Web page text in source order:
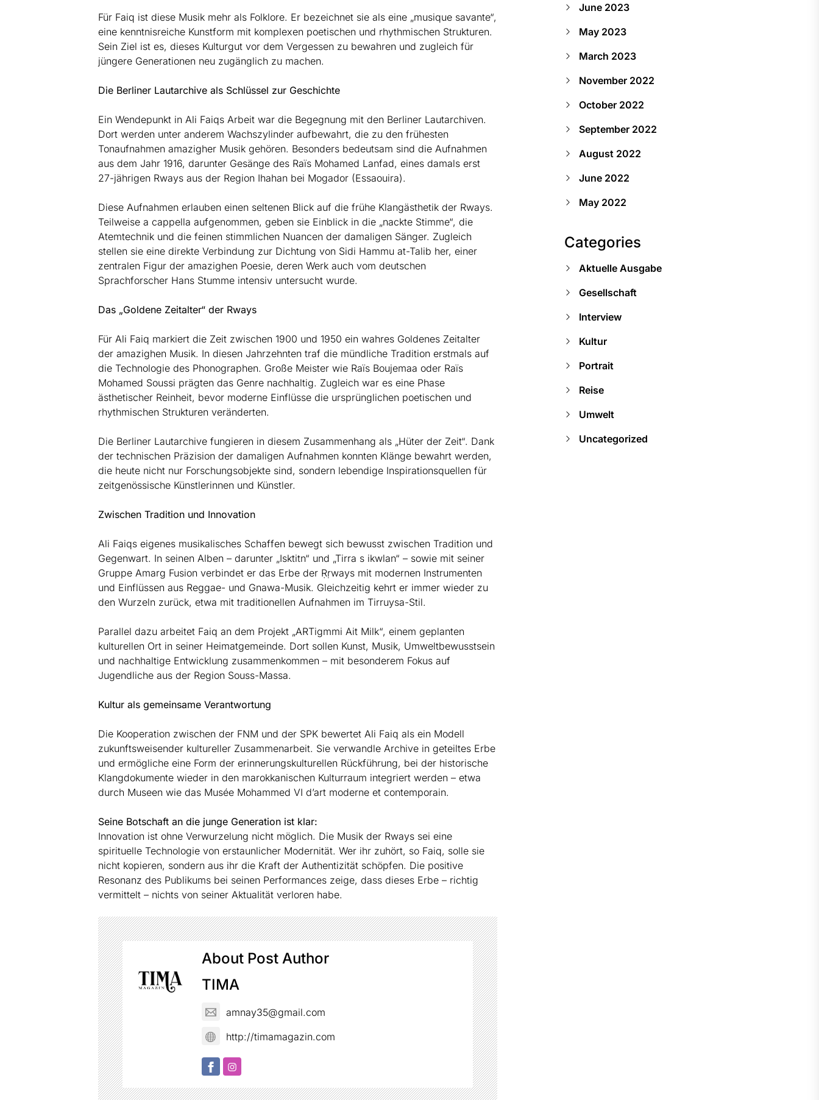
Für Faiq ist diese Musik mehr als Folklore. Er bezeichnet sie als eine „musique savante“,
eine kenntnisreiche Kunstform mit komplexen poetischen und rhythmischen Strukturen.
Sein Ziel ist es, dieses Kulturgut vor dem Vergessen zu bewahren und zugleich für
jüngere Generationen neu zugänglich zu machen.
Die Berliner Lautarchive als Schlüssel zur Geschichte
Ein Wendepunkt in Ali Faiqs Arbeit war die Begegnung mit den Berliner Lautarchiven.
Dort werden unter anderem Wachszylinder aufbewahrt, die zu den frühesten
Tonaufnahmen amazigher Musik gehören. Besonders bedeutsam sind die Aufnahmen
aus dem Jahr 1916, darunter Gesänge des Raïs Mohamed Lanfad, eines damals erst
27-jährigen Rways aus der Region Ihahan bei Mogador (Essaouira).
Diese Aufnahmen erlauben einen seltenen Blick auf die frühe Klangästhetik der Rways.
Teilweise a cappella aufgenommen, geben sie Einblick in die „nackte Stimme“, die
Atemtechnik und die feinen stimmlichen Nuancen der damaligen Sänger. Zugleich
stellen sie eine direkte Verbindung zur Dichtung von Sidi Hammu at-Talib her, einer
zentralen Figur der amazighen Poesie, deren Werk auch vom deutschen
Sprachforscher Hans Stumme intensiv untersucht wurde.
Das „Goldene Zeitalter“ der Rways
Für Ali Faiq markiert die Zeit zwischen 1900 und 1950 ein wahres Goldenes Zeitalter
der amazighen Musik. In diesen Jahrzehnten traf die mündliche Tradition erstmals auf
die Technologie des Phonographen. Große Meister wie Raïs Boujemaa oder Raïs
Mohamed Soussi prägten das Genre nachhaltig. Zugleich war es eine Phase
ästhetischer Reinheit, bevor moderne Einflüsse die ursprünglichen poetischen und
rhythmischen Strukturen veränderten.
Die Berliner Lautarchive fungieren in diesem Zusammenhang als „Hüter der Zeit“. Dank
der technischen Präzision der damaligen Aufnahmen konnten Klänge bewahrt werden,
die heute nicht nur Forschungsobjekte sind, sondern lebendige Inspirationsquellen für
zeitgenössische Künstlerinnen und Künstler.
Zwischen Tradition und Innovation
Ali Faiqs eigenes musikalisches Schaffen bewegt sich bewusst zwischen Tradition und
Gegenwart. In seinen Alben – darunter „Isktitn“ und „Tirra s ikwlan“ – sowie mit seiner
Gruppe Amarg Fusion verbindet er das Erbe der Ṛṛways mit modernen Instrumenten
und Einflüssen aus Reggae- und Gnawa-Musik. Gleichzeitig kehrt er immer wieder zu
den Wurzeln zurück, etwa mit traditionellen Aufnahmen im Tirruysa-Stil.
Parallel dazu arbeitet Faiq an dem Projekt „ARTigmmi Ait Milk“, einem geplanten
kulturellen Ort in seiner Heimatgemeinde. Dort sollen Kunst, Musik, Umweltbewusstsein
und nachhaltige Entwicklung zusammenkommen – mit besonderem Fokus auf
Jugendliche aus der Region Souss-Massa.
Kultur als gemeinsame Verantwortung
Die Kooperation zwischen der FNM und der SPK bewertet Ali Faiq als ein Modell
zukunftsweisender kultureller Zusammenarbeit. Sie verwandle Archive in geteiltes Erbe
und ermögliche eine Form der erinnerungskulturellen Rückführung, bei der historische
Klangdokumente wieder in den marokkanischen Kulturraum integriert werden – etwa
durch Museen wie das Musée Mohammed VI d’art moderne et contemporain.
Seine Botschaft an die junge Generation ist klar:
Innovation ist ohne Verwurzelung nicht möglich. Die Musik der Rways sei eine
spirituelle Technologie von erstaunlicher Modernität. Wer ihr zuhört, so Faiq, solle sie
nicht kopieren, sondern aus ihr die Kraft der Authentizität schöpfen. Die positive
Resonanz des Publikums bei seinen Performances zeige, dass dieses Erbe – richtig
vermittelt – nichts von seiner Aktualität verloren habe.
About Post Author
TIMA
amnay35@gmail.com
http://timamagazin.com
June 2023
May 2023
March 2023
November 2022
October 2022
September 2022
August 2022
June 2022
May 2022
Categories
Aktuelle Ausgabe
Gesellschaft
Interview
Kultur
Portrait
Reise
Umwelt
Uncategorized